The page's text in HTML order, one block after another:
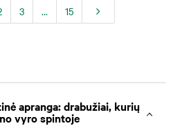
3 ... 15
apranga: drabužiai, kurių
vyro spintoje